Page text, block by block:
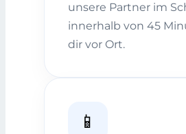
unsere Partner im
innerhalb von 45
dir vor Ort.
📱